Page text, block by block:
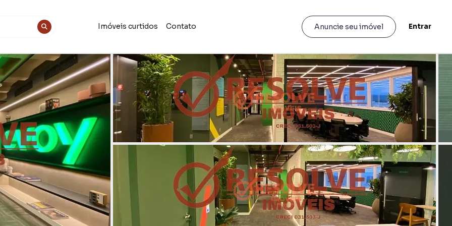
Imóveis curtidos Contato Anuncie seu imóvel Entrar